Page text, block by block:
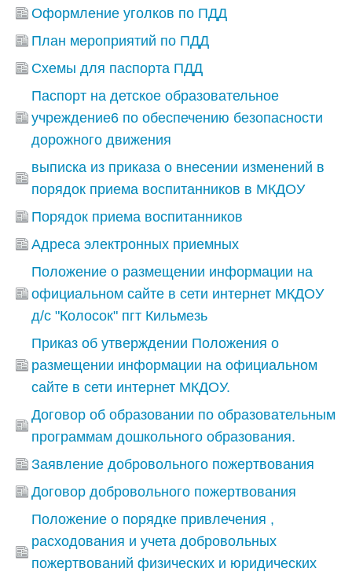
Оформление уголков по ПДД
План мероприятий по ПДД
Схемы для паспорта ПДД
Паспорт на детское образовательное
учреждение6 по обеспечению безопасности
дорожного движения
выписка из приказа о внесении изменений в
порядок приема воспитанников в МКДОУ
Порядок приема воспитанников
Адреса электронных приемных
Положение о размещении информации на
официальном сайте в сети интернет МКДОУ
д/с "Колосок" пгт Кильмезь
Приказ об утверждении Положения о
размещении информации на официальном
сайте в сети интернет МКДОУ.
Договор об образовании по образовательным
программам дошкольного образования.
Заявление добровольного пожертвования
Договор добровольного пожертвования
Положение о порядке привлечения ,
расходования и учета добровольных
пожертвований физических и юридических